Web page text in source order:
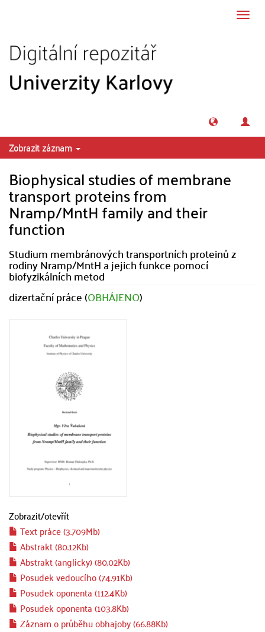
Zobrazit záznam
Biophysical studies of membrane
transport proteins from
Nramp/MntH family and their
function
Studium membránových transportních proteinů z
rodiny Nramp/MntH a jejich funkce pomocí
biofyzikálních metod
dizertační práce (OBHÁJENO)
Zobrazit/otevřít
Text práce (3.709Mb)
Abstrakt (80.12Kb)
Abstrakt (anglicky) (80.02Kb)
Posudek vedoucího (74.91Kb)
Posudek oponenta (112.4Kb)
Posudek oponenta (103.8Kb)
Záznam o průběhu obhajoby (66.88Kb)